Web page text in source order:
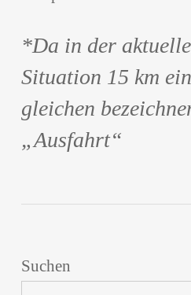
*Da in der
Situation 15 km
gleichen
„Ausfahrt“
Suchen